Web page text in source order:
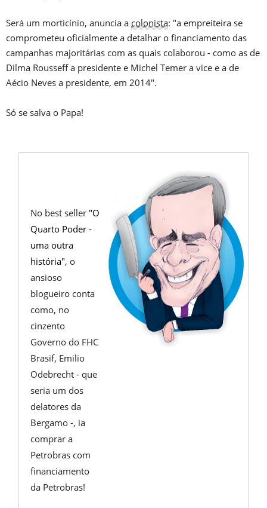
Será um morticínio, anuncia a colonista: "a empreiteira se
comprometeu oficialmente a detalhar o financiamento das
campanhas majoritárias com as quais colaborou - como as de
Dilma Rousseff a presidente e Michel Temer a vice e a de
Aécio Neves a presidente, em 2014".
Só se salva o Papa!
No best seller "O
Quarto Poder -
uma outra
história", o
ansioso
blogueiro conta
como, no
cinzento
Governo do FHC
Brasif, Emilio
Odebrecht - que
seria um dos
delatores da
Bergamo -, ia
comprar a
Petrobras com
financiamento
da Petrobras!